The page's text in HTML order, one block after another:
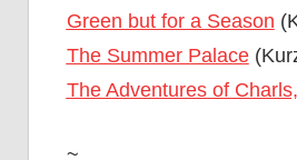
Green but for a Season
The Summer Palace
The Adventures of
~